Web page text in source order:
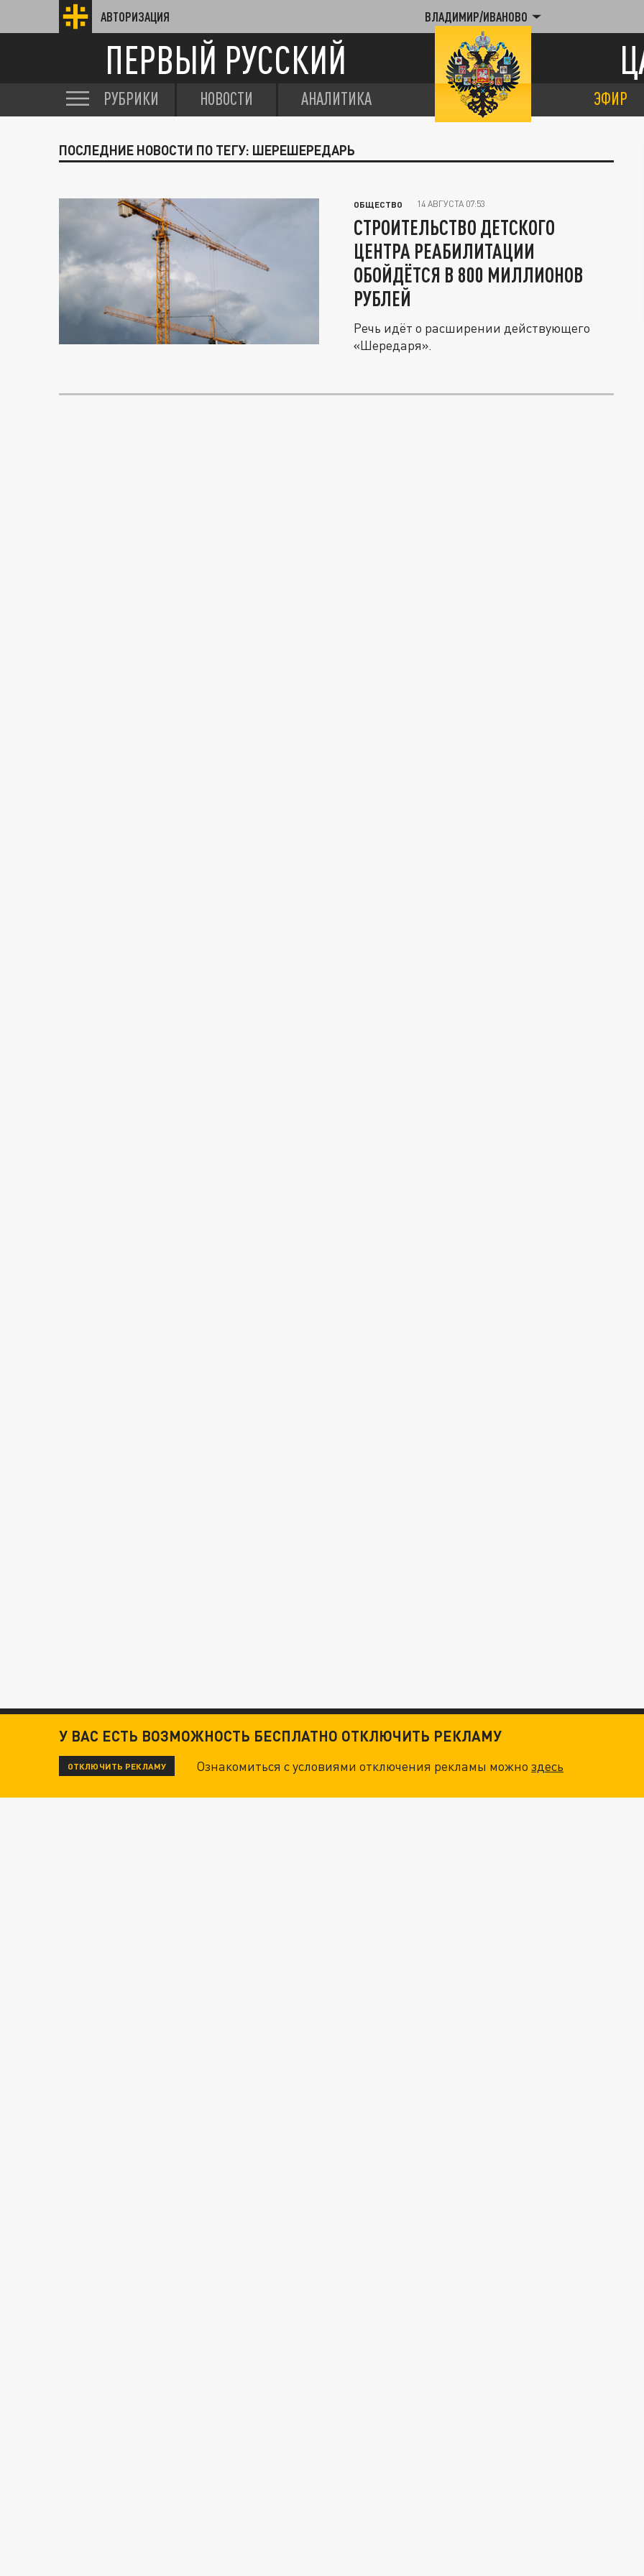
АВТОРИЗАЦИЯ ВЛАДИМИР/ИВАНОВО
ПЕРВЫЙ РУССКИЙ
РУБРИКИ НОВОСТИ АНАЛИТИКА ЭФИР
ПОСЛЕДНИЕ НОВОСТИ ПО ТЕГУ: ШЕРЕШЕРЕДАРЬ
ОБЩЕСТВО 14 АВГУСТА 07:53
СТРОИТЕЛЬСТВО ДЕТСКОГО
ЦЕНТРА РЕАБИЛИТАЦИИ
ОБОЙДЁТСЯ В 800 МИЛЛИОНОВ
РУБЛЕЙ
Речь идёт о расширении действующего
«Шередаря».
У ВАС ЕСТЬ ВОЗМОЖНОСТЬ БЕСПЛАТНО ОТКЛЮЧИТЬ РЕКЛАМУ
ОТКЛЮЧИТЬ РЕКЛАМУ Ознакомиться с условиями отключения рекламы можноздесь